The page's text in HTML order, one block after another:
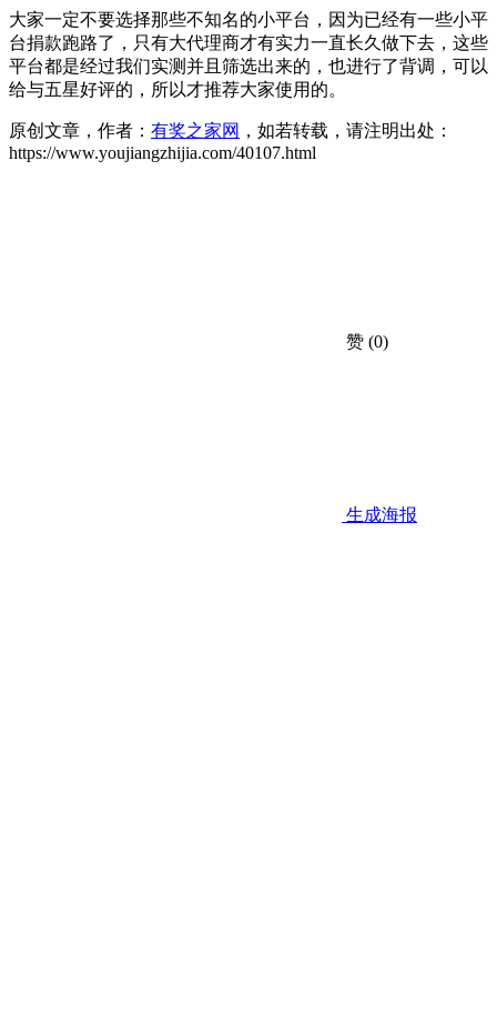
大家一定不要选择那些不知名的小平台，因为已经有一些小平
台捐款跑路了，只有大代理商才有实力一直长久做下去，这些
平台都是经过我们实测并且筛选出来的，也进行了背调，可以
给与五星好评的，所以才推荐大家使用的。
原创文章，作者： 有奖之家网 ，如若转载，请注明出处：
https://www.youjiangzhijia.com/40107.html
赞 (0)
生成海报